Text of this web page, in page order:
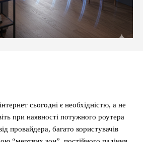
сьогодні є необхідністю, а не
при наявності потужного роутера
провайдера, багато користувачів